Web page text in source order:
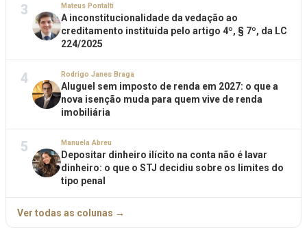
3 Mateus Pontalti
A inconstitucionalidade da vedação ao
creditamento instituída pelo artigo 4º, § 7º, da LC
224/2025
4 Rodrigo Janes Braga
Aluguel sem imposto de renda em 2027: o que a
nova isenção muda para quem vive de renda
imobiliária
5 Manuela Abreu
Depositar dinheiro ilícito na conta não é lavar
dinheiro: o que o STJ decidiu sobre os limites do
tipo penal
Ver todas as colunas →